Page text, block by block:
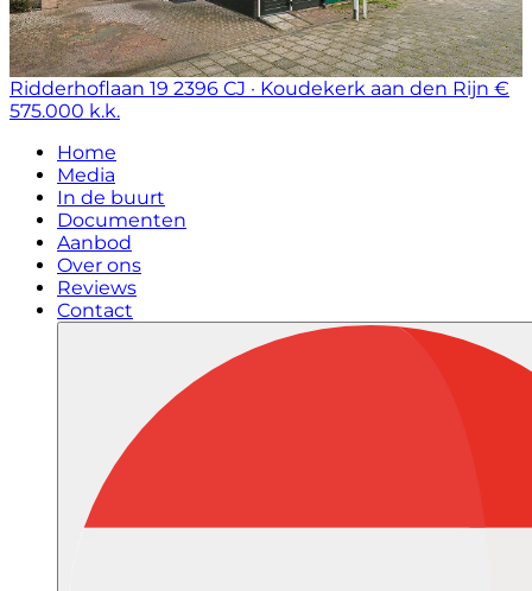
Ridderhoflaan 19 2396 CJ · Koudekerk aan den Rijn €
575.000 k.k.
Home
Media
In de buurt
Documenten
Aanbod
Over ons
Reviews
Contact